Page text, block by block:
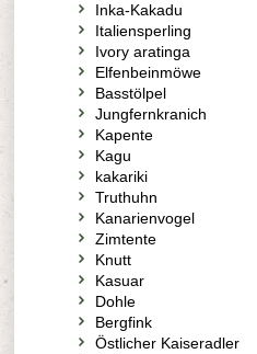
Inka-Kakadu
Italiensperling
Ivory aratinga
Elfenbeinmöwe
Basstölpel
Jungfernkranich
Kapente
Kagu
kakariki
Truthuhn
Kanarienvogel
Zimtente
Knutt
Kasuar
Dohle
Bergfink
Östlicher Kaiseradler